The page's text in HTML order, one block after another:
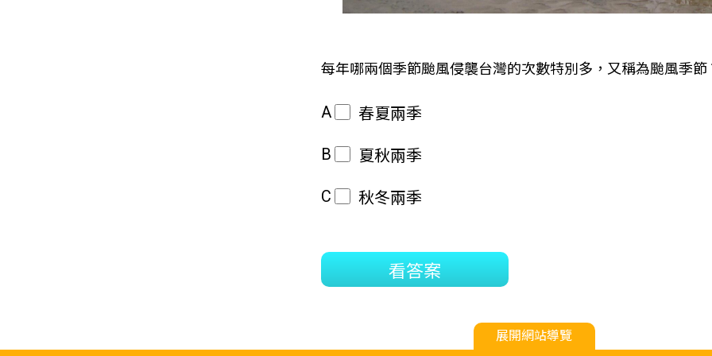
每年哪兩個季節颱風侵襲台灣的次數特別多，又稱為颱風季節
A 春夏兩季
B 夏秋兩季
C 秋冬兩季
看答案
展開網站導覽